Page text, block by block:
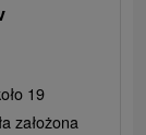
19
założona